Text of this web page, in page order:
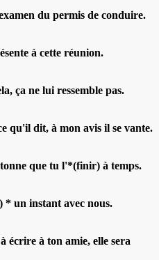
du permis de conduire.
à cette réunion.
ça ne lui ressemble pas.
qu'il dit, à mon avis il se vante.
que tu l'*(finir) à temps.
* un instant avec nous.
écrire à ton amie, elle sera